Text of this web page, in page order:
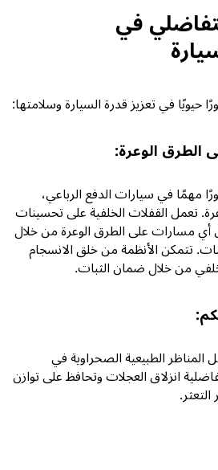
في
حيويًا في تعزيز قدرة السيارة وسلامتها:
الطرق الوعرة:
مهمًا فيسيارات الدفع الرباعي،
تعمل القفلات الخلفية على تحسينات
أي مسارات على الطرق الوعرة من خلال
تتمكن الأنظمة من خلق الانسجام
من خلال ضمان الثبات.
الطبيعية الصحراوية في
انزلاق العجلات وتحافظ على توازن